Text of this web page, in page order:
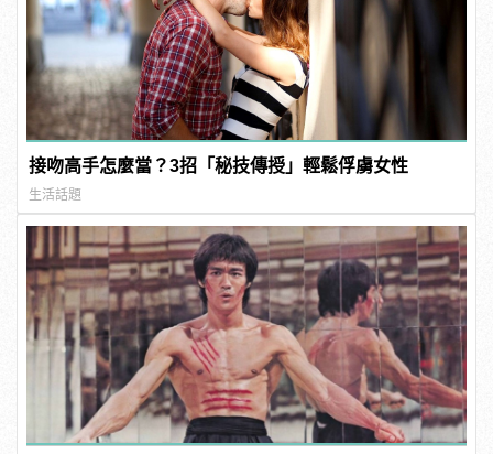
接吻高手怎麼當？3招「秘技傳授」輕鬆俘虜女性
生活話題